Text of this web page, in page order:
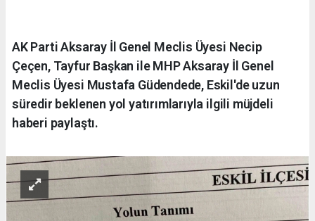
AK Parti Aksaray İl Genel Meclis Üyesi Necip
Çeçen, Tayfur Başkan ile MHP Aksaray İl Genel
Meclis Üyesi Mustafa Güdendede, Eskil'de uzun
süredir beklenen yol yatırımlarıyla ilgili müjdeli
haberi paylaştı.